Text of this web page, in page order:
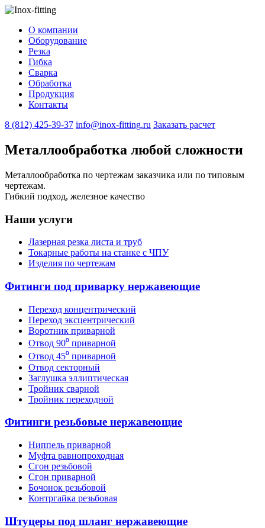
О компании
Оборудование
Резка
Гибка
Сварка
Обработка
Продукция
Контакты
8 (812) 425-39-37 info@inox-fitting.ru Заказать расчeт
Металлообработка любой сложности
Металлообработка по чертежам заказчика или по типовым
чертежам.
Гибкий подход, железное качество
Наши услуги
Лазерная резка листа и труб
Токарные работы на станке с ЧПУ
Изделия по чертежам
Фитинги под приварку нержавеющие
Переход концентрический
Переход эксцентрический
Воротник приварной
Отвод 90⁰ приварной
Отвод 45⁰ приварной
Отвод секторный
Заглушка эллиптическая
Тройник сварной
Тройник переходной
Фитинги резьбовые нержавеющие
Ниппель приварной
Муфта равнопроходная
Сгон резьбовой
Сгон приварной
Бочонок резьбовой
Контргайка резьбовая
Штуцеры под шланг нержавеющие